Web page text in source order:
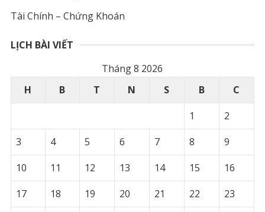
Tài Chính – Chứng Khoán
LỊCH BÀI VIẾT
Tháng 8 2026
H
B T N S B
C
1
2
3
4 5 6 7 8
9
10
11 12 13 14 15
16
17
18 19 20 21 22
23